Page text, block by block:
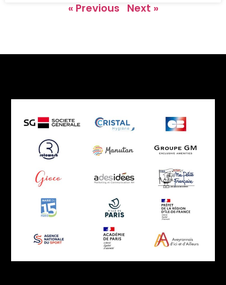
« Previous
Next »